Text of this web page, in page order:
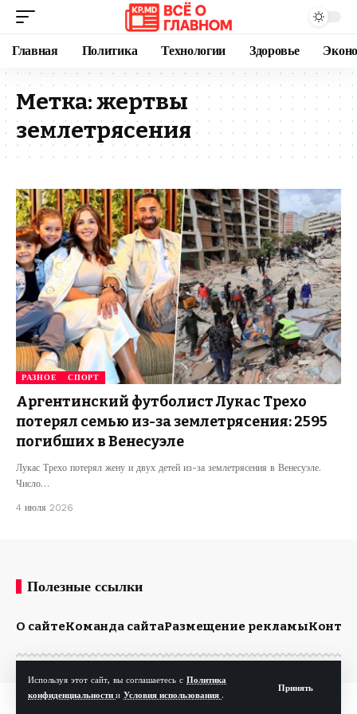
Используя этот сайт, вы соглашаетесь с Политика
конфиденциальности и Условия использования .
Принять
Главная Политика Технологии Здоровье
Метка:жертвы
землетрясения
РАЗНОЕ СПОРТ
Аргентинский футболист Лукас Трехо
потерял семью из-за землетрясения: 2595
погибших в Венесуэле
Лукас Трехо потерял жену и двух детей из-за землетрясения в Венесуэле.
Число…
4 июля 2026
Полезные ссылки
О сайтеКоманда сайтаРазмещение рекламы
© Kp.md. Все права защищены.